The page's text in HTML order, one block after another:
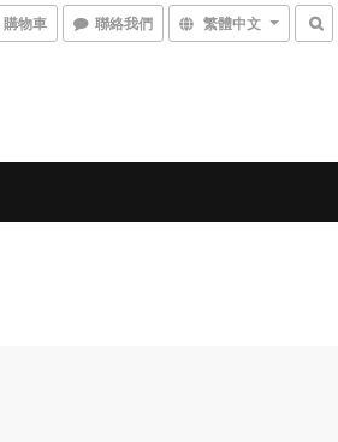
購物車 聯絡我們 繁體中文